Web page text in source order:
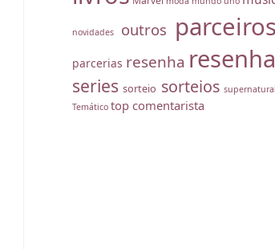
novidades outros parceiros
parcerias resenha
series sorteio sorteios supernatural
Temático top comentarista